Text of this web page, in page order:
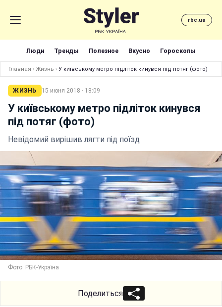
rbc.ua
Люди Тренды Полезное Вкусно Гороскопы
Главная › Жизнь › У київському метро підліток кинувся під потяг (фото)
ЖИЗНЬ 15 июня 2018 · 18:09
У київському метро підліток кинувся
під потяг (фото)
Невідомий вирішив лягти під поїзд
Фото: РБК-Україна
Поделиться